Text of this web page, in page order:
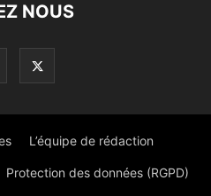
NOUS
L’équipe de rédaction
Protection des données (RGPD)